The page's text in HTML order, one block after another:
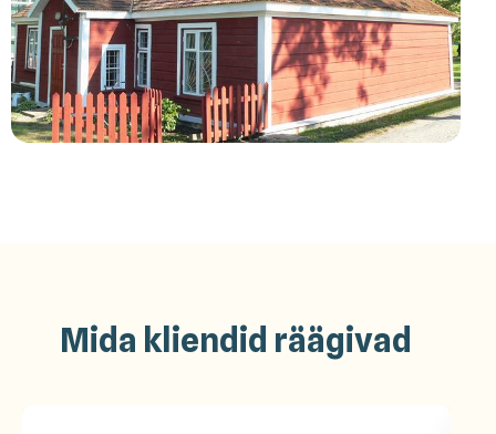
Mida kliendid räägivad